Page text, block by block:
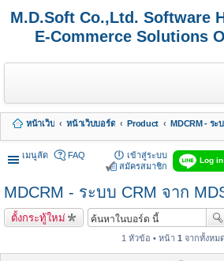
M.D.Soft Co.,Ltd. Software
E-Commerce Solutions
หน้าเว็บ หน้าเว็บบอร์ด Product
เมนูลัด
Log
FAQ
เข้าสู่ระบบ
สมัครสมาชิก
MDCRM - ระบบ CRM จาก
ตั้งกระทู้ใหม่
1 หัวข้อ • หน้า 1 จากทั้งหม